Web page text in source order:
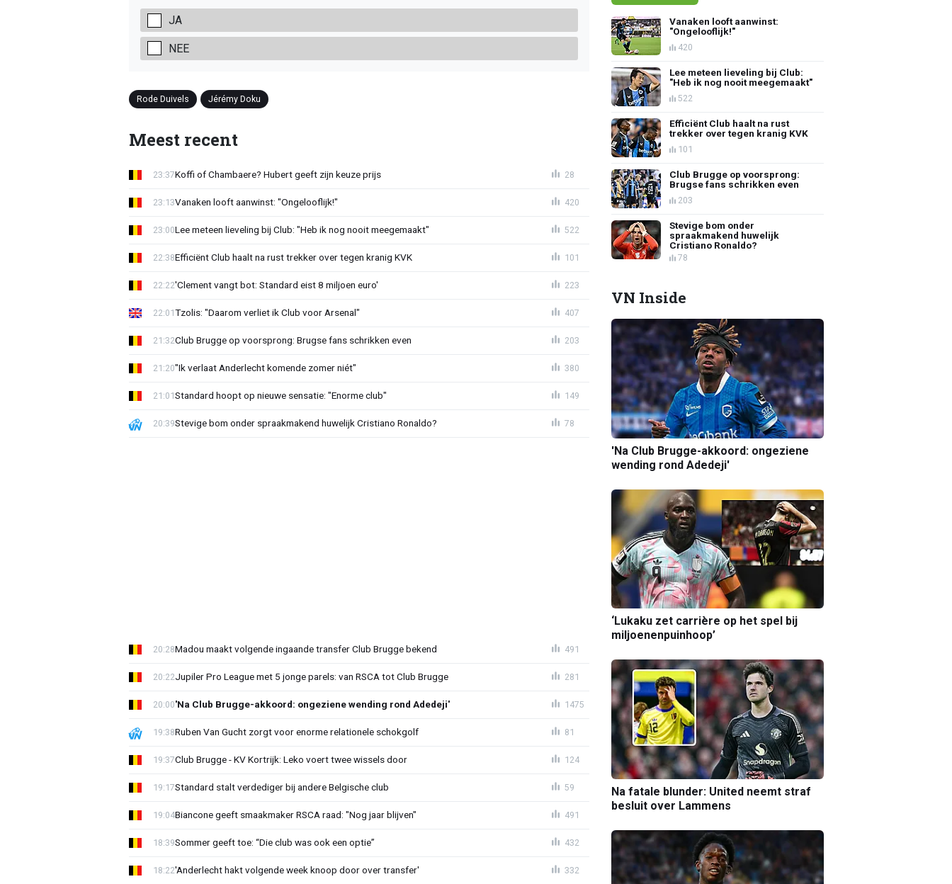
JA
NEE
Rode Duivels Jérémy Doku
Meest recent
Koffi of Chambaere? Hubert geeft zijn keuze prijs
23:37 28
Vanaken looft aanwinst: "Ongelooflijk!"
23:13 420
Lee meteen lieveling bij Club: "Heb ik nog nooit meegemaakt"
23:00 522
Efficiënt Club haalt na rust trekker over tegen kranig KVK
22:38 101
'Clement vangt bot: Standard eist 8 miljoen euro'
22:22 223
Tzolis: "Daarom verliet ik Club voor Arsenal"
22:01 407
Club Brugge op voorsprong: Brugse fans schrikken even
21:32 203
"Ik verlaat Anderlecht komende zomer niét"
21:20 380
Standard hoopt op nieuwe sensatie: "Enorme club"
21:01 149
Stevige bom onder spraakmakend huwelijk Cristiano Ronaldo?
20:39 78
Madou maakt volgende ingaande transfer Club Brugge bekend
20:28 491
Jupiler Pro League met 5 jonge parels: van RSCA tot Club Brugge
20:22 281
'Na Club Brugge-akkoord: ongeziene wending rond Adedeji'
20:00 1475
Ruben Van Gucht zorgt voor enorme relationele schokgolf
19:38 81
Club Brugge - KV Kortrijk: Leko voert twee wissels door
19:37 124
Standard stalt verdediger bij andere Belgische club
19:17 59
Biancone geeft smaakmaker RSCA raad: "Nog jaar blijven"
19:04 491
Sommer geeft toe: “Die club was ook een optie”
18:39 432
'Anderlecht hakt volgende week knoop door over transfer'
18:22 332
Vanaken looft aanwinst:
"Ongelooflijk!"
420
Lee meteen lieveling bij Club:
"Heb ik nog nooit meegemaakt"
522
Efficiënt Club haalt na rust
trekker over tegen kranig KVK
101
Club Brugge op voorsprong:
Brugse fans schrikken even
203
Stevige bom onder
spraakmakend huwelijk
Cristiano Ronaldo?
78
VN Inside
'Na Club Brugge-akkoord: ongeziene
wending rond Adedeji'
‘Lukaku zet carrière op het spel bij
miljoenenpuinhoop’
Na fatale blunder: United neemt straf
besluit over Lammens